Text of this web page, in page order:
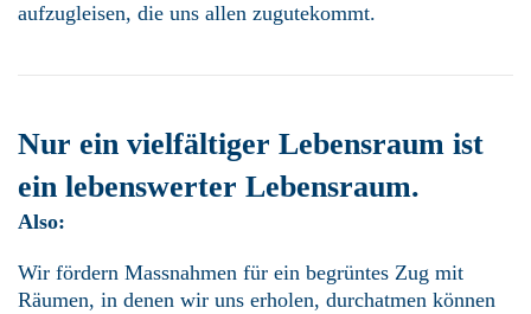
aufzugleisen, die uns allen zugutekommt.
Nur ein vielfältiger Lebensraum ist
ein lebenswerter Lebensraum.
Also:
Wir fördern Massnahmen für ein begrüntes Zug mit
Räumen, in denen wir uns erholen, durchatmen können